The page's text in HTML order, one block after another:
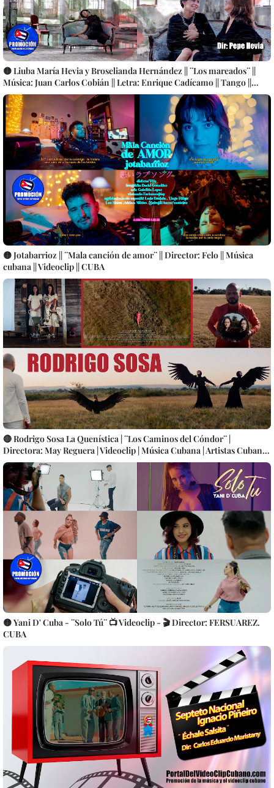
🟡 Liuba María Hevia y Broselianda Hernández || ¨Los mareados¨ ||
Música: Juan Carlos Cobián || Letra: Enrique Cadícamo || Tango ||
Videoclip || CUBA
🟡 Jotabarrioz || ¨Mala canción de amor¨ || Director: Felo || Música
cubana || Videoclip || CUBA
🔴 Rodrigo Sosa La Quenística | ¨Los Caminos del Cóndor¨ |
Directora: May Reguera | Videoclip | Música Cubana | Artistas Cubanos
| Instrumental | CUBA
🟡 Yani D' Cuba - ¨Solo Tú¨ 📺 Videoclip - 🎬 Director: FERSUAREZ.
CUBA